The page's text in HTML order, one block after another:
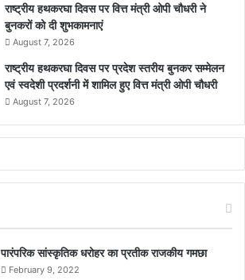
राष्ट्रीय हथकरघा दिवस पर वित्त मंत्री ओपी चौधरी ने
बुनकरों को दी शुभकामनाएं
August 7, 2026
राष्ट्रीय हथकरघा दिवस पर प्रदेश स्तरीय बुनकर सम्मेलन
एवं स्वदेशी प्रदर्शनी में शामिल हुए वित्त मंत्री ओपी चौधरी
August 7, 2026
​​​​​​​पारंपरिक सांस्कृतिक धरोहर का प्रतीक राजकीय गमछा
February 9, 2022